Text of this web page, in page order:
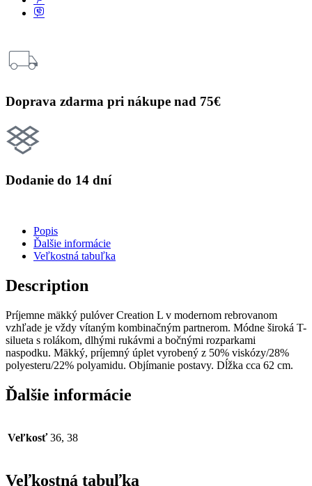
Doprava zdarma pri nákupe nad 75€
Dodanie do 14 dní
Popis
Ďalšie informácie
Veľkostná tabuľka
Description
Príjemne mäkký pulóver Creation L v modernom rebrovanom
vzhľade je vždy vítaným kombinačným partnerom. Módne široká T-
silueta s rolákom, dlhými rukávmi a bočnými rozparkami
naspodku. Mäkký, príjemný úplet vyrobený z 50% viskózy/28%
polyesteru/22% polyamidu. Objímanie postavy. Dĺžka cca 62 cm.
Ďalšie informácie
Veľkosť 36, 38
Veľkostná tabuľka